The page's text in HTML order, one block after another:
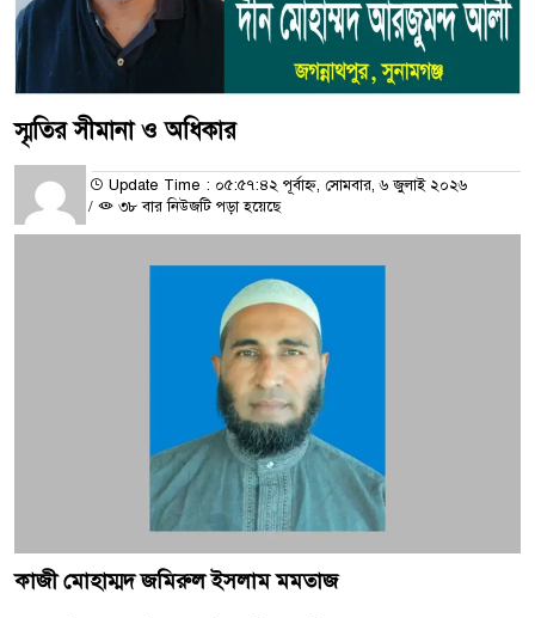
স্মৃতির সীমানা ও অধিকার
Update Time : ০৫:৫৭:৪২ পূর্বাহ্ন, সোমবার, ৬ জুলাই ২০২৬
/
৩৮ বার নিউজটি পড়া হয়েছে
কাজী মোহাম্মদ জমিরুল ইসলাম মমতাজ